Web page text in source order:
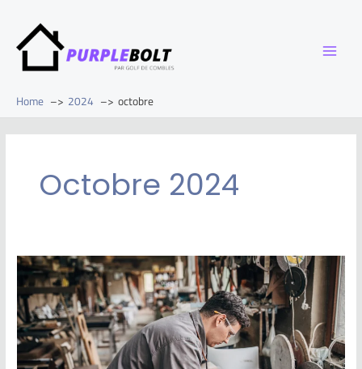
Home 2024 octobre
Octobre 2024